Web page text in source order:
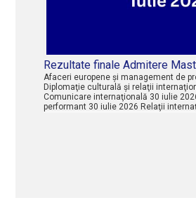
Rezultate finale Admitere
Afaceri europene şi management de
Diplomaţie culturală şi relaţii
Comunicare internaţională 30 iulie
performant 30 iulie 2026 Relaţii